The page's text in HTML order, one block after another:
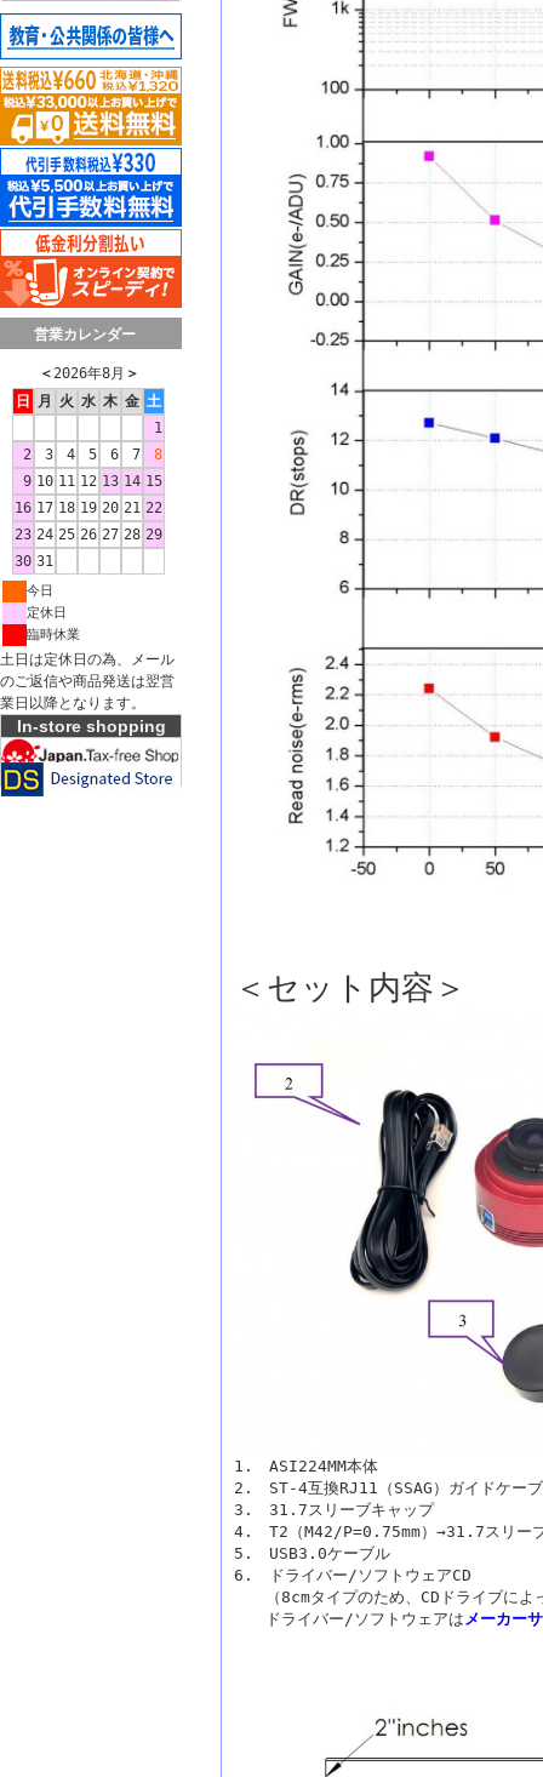
営業カレンダー
＜ 2026年8月 ＞
日
月 火 水 木 金 土
1
2
3 4 5 6 7
8
9 10 11 12 13 14 15
16 17 18 19 20 21 22
23 24 25 26 27 28 29
30 31
今日
定休日
臨時休業
土日は定休日の為、メール
のご返信や商品発送は翌営
業日以降となります。
In-store shopping
＜セット内容＞
1. ASI224MM本体
2. ST-4互換RJ11（SSAG）ガイドケー
3. 31.7スリーブキャップ
4. T2（M42/P=0.75mm）→31.7スリー
5. USB3.0ケーブル
6. ドライバー/ソフトウェアCD
（8cmタイプのため、CDドライブによ
ドライバー/ソフトウェアは メーカー